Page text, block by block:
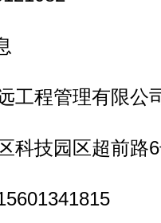
程管理有限公
技园区超前路6